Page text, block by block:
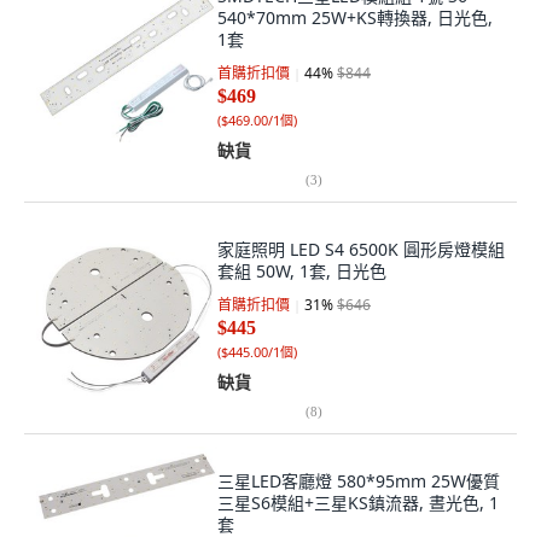
540*70mm 25W+KS轉換器, 日光色,
1套
首購折扣價 44%$844
$469
($469.00/1個)
缺貨
(3)
家庭照明 LED S4 6500K 圓形房燈模組
套組 50W, 1套, 日光色
首購折扣價 31%$646
$445
($445.00/1個)
缺貨
(8)
三星LED客廳燈 580*95mm 25W優質
三星S6模組+三星KS鎮流器, 晝光色, 1
套